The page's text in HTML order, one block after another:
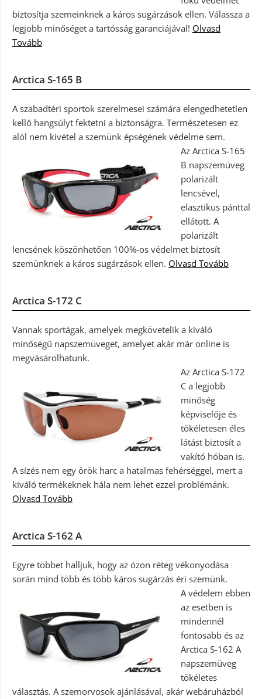
biztosítja szemeinknek a káros sugárzások ellen. Válassza a
legjobb minőséget a tartósság garanciájával! Olvasd
Tovább
Arctica S-165 B
A szabadtéri sportok szerelmesei számára elengedhetetlen
kellő hangsúlyt fektetni a biztonságra. Természetesen ez
alól nem kivétel a szemünk épségének védelme sem.
Az Arctica S-165
B napszemüveg
polarizált
lencsével,
elasztikus pánttal
ellátott. A
polarizált
lencsének köszönhetően 100%-os védelmet biztosít
szemünknek a káros sugárzások ellen. Olvasd Tovább
Arctica S-172 C
Vannak sportágak, amelyek megkövetelik a kiváló
minőségű napszemüveget, amelyet akár már online is
megvásárolhatunk.
Az Arctica S-172
C a legjobb
minőség
képviselője és
tökéletesen éles
látást biztosít a
vakító hóban is.
A sízés nem egy örök harc a hatalmas fehérséggel, mert a
kiváló termékeknek hála nem lehet ezzel problémánk.
Olvasd Tovább
Arctica S-162 A
Egyre többet halljuk, hogy az ózon réteg vékonyodása
során mind több és több káros sugárzás éri szemünk.
A védelem ebben
az esetben is
mindennél
fontosabb és az
Arctica S-162 A
napszemüveg
tökéletes
választás. A szemorvosok ajánlásával, akár webáruházból